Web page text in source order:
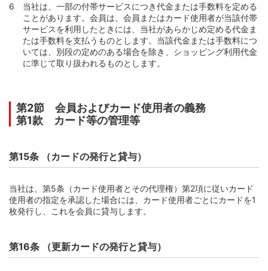
当社は、一部の付帯サービスにつき代金または手数料を定める
ことがあります。会員は、会員またはカード使用者が当該付帯
サービスを利用したときには、当社があらかじめ定める代金ま
たは手数料を支払うものとします。当該代金または手数料につ
いては、別段の定めのある場合を除き、ショッピング利用代金
に準じて取り扱われるものとします。
第2節 会員およびカード使用者の義務
第1款 カード等の管理等
第15条 （カードの発行と貸与）
当社は、第5条（カード使用者とその代理権）第2項に従いカード
使用者の指定を承認した場合には、カード使用者ごとにカードを1
枚発行し、これを会員に貸与します。
第16条 （更新カードの発行と貸与）